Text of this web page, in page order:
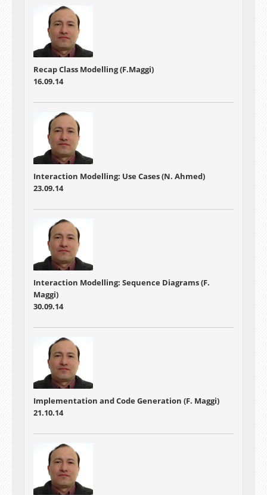
Recap Class Modelling (F.Maggi)
16.09.14
Interaction Modelling: Use Cases (N. Ahmed)
23.09.14
Interaction Modelling: Sequence Diagrams (F.
Maggi)
30.09.14
Implementation and Code Generation (F. Maggi)
21.10.14